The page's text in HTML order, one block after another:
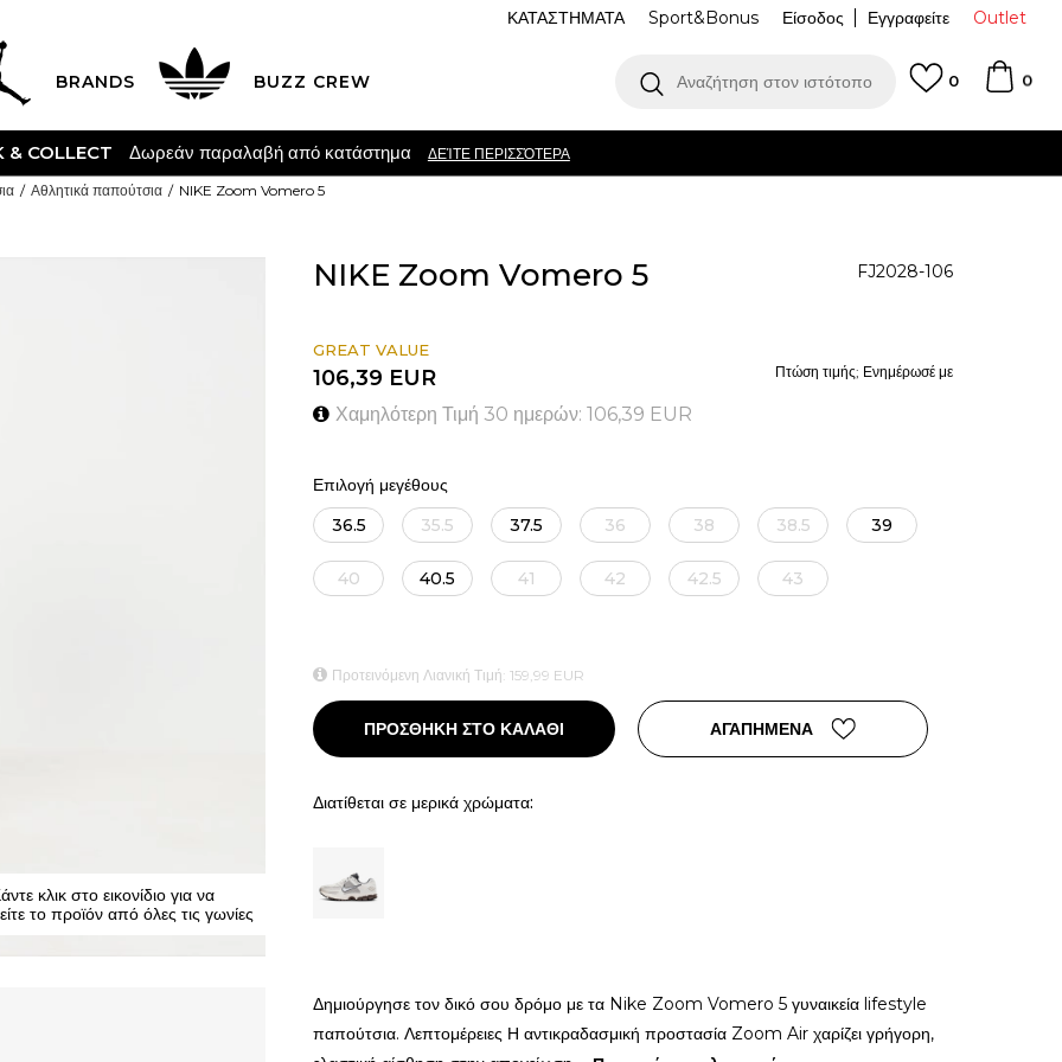
Outlet
Είσοδος Εγγραφείτε
ΚΑΤΑΣΤΗΜΑΤΑ Sport&Bonus
BRANDS BUZZ CREW Αναζήτηση στον ιστότοπο 0
0
& COLLECT Δωρεάν παραλαβή από κατάστημα ΔΕΊΤΕ ΠΕΡΙΣΣΌΤΕΡΑ
Αθλητικά παπούτσια NIKE Zoom Vomero 5
κλικ στο εικονίδιο για να
το προϊόν από όλες τις γωνίες
NIKE Zoom Vomero 5 FJ2028-106
GREAT VALUE
106,39 EUR
Χαμηλότερη Τιμή 30 ημερών: 106,39 EUR
Πτώση τιμής; Ενημέρωσέ με
Επιλογή μεγέθους
36.5
35.5 37.5 36 38 38.5 39
40 40.5 41 42 42.5 43
Προτεινόμενη Λιανική Τιμή: 159,99 EUR
ΠΡΟΣΘΗΚΗ ΣΤΟ ΚΑΛΑΘΙ ΑΓΑΠΗΜΕΝΑ
Διατίθεται σε μερικά χρώματα:
Δημιούργησε τον δικό σου δρόμο με τα Nike Zoom Vomero 5 γυναικεία lifestyle
παπούτσια. Λεπτομέρειες Η αντικραδασμική προστασία Zoom Air χαρίζει γρήγορη,